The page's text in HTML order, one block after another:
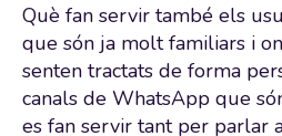
Què fan servir també els
que són ja molt familiars i
senten tractats de forma
canals de WhatsApp que
es fan servir tant per parlar